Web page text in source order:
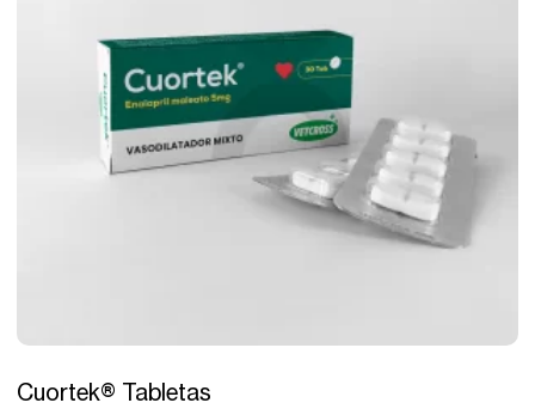
Tratamiento
Cuortek® Tabletas